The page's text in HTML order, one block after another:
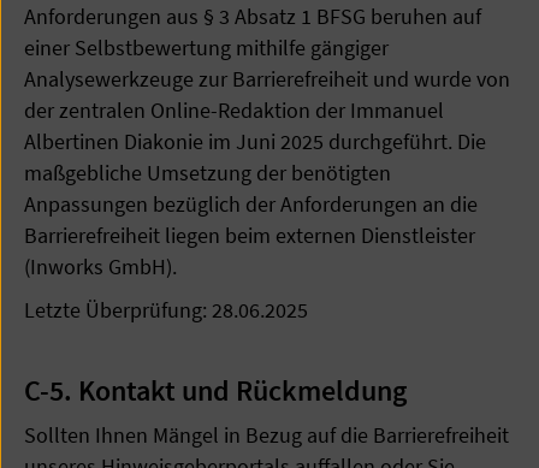
Anforderungen aus § 3 Absatz 1 BFSG beruhen auf
einer Selbstbewertung mithilfe gängiger
Analysewerkzeuge zur Barrierefreiheit und wurde von
der zentralen Online-Redaktion der Immanuel
Albertinen Diakonie im Juni 2025 durchgeführt. Die
maßgebliche Umsetzung der benötigten
Anpassungen bezüglich der Anforderungen an die
Barrierefreiheit liegen beim externen Dienstleister
(Inworks GmbH).
Letzte Überprüfung: 28.06.2025
C-5. Kontakt und Rückmeldung
Sollten Ihnen Mängel in Bezug auf die Barrierefreiheit